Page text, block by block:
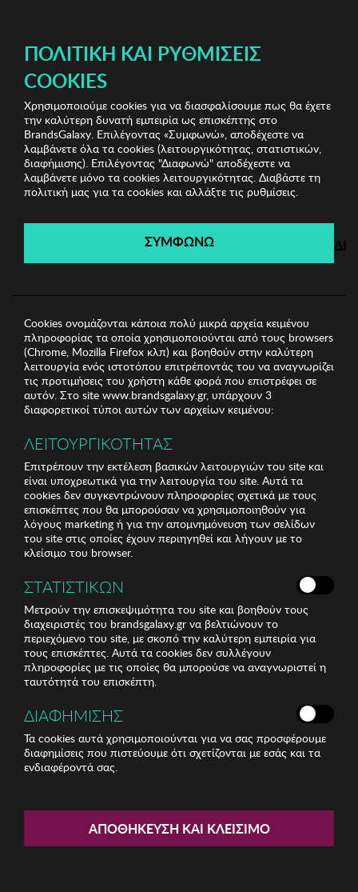
Biston Ανδρικές Μπλούζες
Ανδρική Μπλούζα
BISTON
Biston
Λήγει σε: 00ημέρες | 00ώρες 00λεπτά 00δευτ.
Ανδρική Μπλούζα BISTON
ΠΟΛΙΤΙΚΉ ΚΑΙ ΡΥΘΜΊΣΕΙΣ
COOKIES
Χρησιμοποιούμε cookies για να διασφαλίσουμε πως θα έχετε
την καλύτερη δυνατή εμπειρία ως επισκέπτης στο
BrandsGalaxy. Επιλέγοντας «Συμφωνώ», αποδέχεστε να
λαμβάνετε όλα τα cookies (λειτουργικότητας, στατιστικών,
διαφήμισης). Επιλέγοντας "Διαφωνώ" αποδέχεστε να
λαμβάνετε μόνο τα cookies λειτουργικότητας. Διαβάστε τη
πολιτική μας για τα cookies και αλλάξτε τις ρυθμίσεις.
ΣΥΜΦΩΝΩ
Cookies ονομάζονται κάποια πολύ μικρά αρχεία κειμένου
πληροφορίας τα οποία χρησιμοποιούνται από τους browsers
(Chrome, Mozilla Firefox κλπ) και βοηθούν στην καλύτερη
λειτουργία ενός ιστοτόπου επιτρέποντάς του να αναγνωρίζει
τις προτιμήσεις του χρήστη κάθε φορά που επιστρέφει σε
αυτόν. Στο site www.brandsgalaxy.gr, υπάρχουν 3
διαφορετικοί τύποι αυτών των αρχείων κειμένου:
ΛΕΙΤΟΥΡΓΙΚΟΤΗΤΑΣ
Επιτρέπουν την εκτέλεση βασικών λειτουργιών του site και
είναι υποχρεωτικά για την λειτουργία του site. Αυτά τα
cookies δεν συγκεντρώνουν πληροφορίες σχετικά με τους
επισκέπτες που θα μπορούσαν να χρησιμοποιηθούν για
λόγους marketing ή για την απομνημόνευση των σελίδων
του site στις οποίες έχουν περιηγηθεί και λήγουν με το
κλείσιμο του browser.
ΣΤΑΤΙΣΤΙΚΩΝ
Μετρούν την επισκεψιμότητα του site και βοηθούν τους
διαχειριστές του brandsgalaxy.gr να βελτιώνουν το
περιεχόμενο του site, με σκοπό την καλύτερη εμπειρία για
τους επισκέπτες. Αυτά τα cookies δεν συλλέγουν
πληροφορίες με τις οποίες θα μπορούσε να αναγνωριστεί η
ταυτότητά του επισκέπτη.
ΔΙΑΦΗΜΙΣΗΣ
Τα cookies αυτά χρησιμοποιούνται για να σας προσφέρουμε
διαφημίσεις που πιστεύουμε ότι σχετίζονται με εσάς και τα
ενδιαφέροντά σας.
ΑΠΟΘΉΚΕΥΣΗ ΚΑΙ ΚΛΕΊΣΙΜΟ